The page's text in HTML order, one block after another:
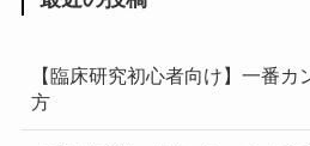
【臨床研究初心者向け】一番カ
方